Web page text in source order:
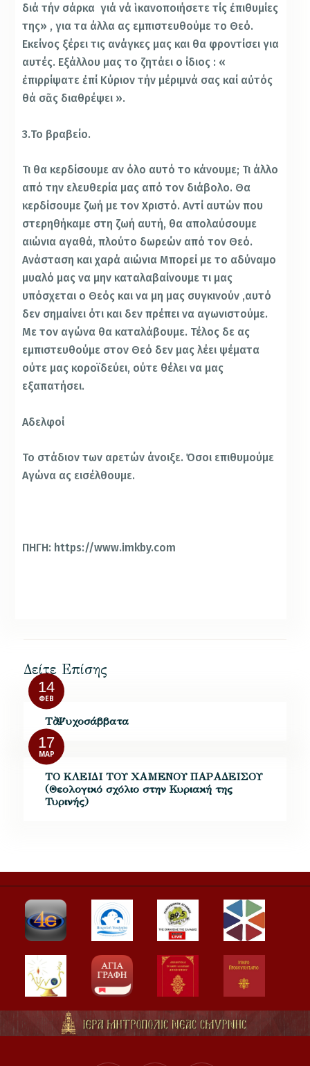
διά τήν σάρκα γιά νά ἱκανοποιήσετε τίς ἐπιθυμίες
της» , για τα άλλα ας εμπιστευθούμε το Θεό.
Εκείνος ξέρει τις ανάγκες μας και θα φροντίσει για
αυτές. Εξάλλου μας το ζητάει ο ίδιος : «
ἐπιρρίψατε ἐπί Κύριον τήν μέριμνά σας καί αὐτός
θά σᾶς διαθρέψει ».
3.Το βραβείο.
Τι θα κερδίσουμε αν όλο αυτό το κάνουμε; Τι άλλο
από την ελευθερία μας από τον διάβολο. Θα
κερδίσουμε ζωή με τον Χριστό. Αντί αυτών που
στερηθήκαμε στη ζωή αυτή, θα απολαύσουμε
αιώνια αγαθά, πλούτο δωρεών από τον Θεό.
Ανάσταση και χαρά αιώνια Μπορεί με το αδύναμο
μυαλό μας να μην καταλαβαίνουμε τι μας
υπόσχεται ο Θεός και να μη μας συγκινούν ,αυτό
δεν σημαίνει ότι και δεν πρέπει να αγωνιστούμε.
Με τον αγώνα θα καταλάβουμε. Τέλος δε ας
εμπιστευθούμε στον Θεό δεν μας λέει ψέματα
ούτε μας κοροϊδεύει, ούτε θέλει να μας
εξαπατήσει.
Αδελφοί
Το στάδιον των αρετών άνοιξε. Όσοι επιθυμούμε
Αγώνα ας εισέλθουμε.
ΠΗΓΗ: https://www.imkby.com
Δείτε Επίσης
14
ΦΕΒ
Τὰ Ψυχοσάββατα
17
ΜΑΡ
ΤΟ ΚΛΕΙΔΙ ΤΟΥ ΧΑΜΕΝΟΥ ΠΑΡΑΔΕΙΣΟΥ
(Θεολογικό σχόλιο στην Κυριακή της
Τυρινής)